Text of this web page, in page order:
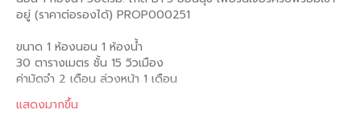
อยู่ (ราคาต่อรองได้) PROP000251
ขนาด 1 ห้องนอน 1 ห้องน้ำ
30 ตารางเมตร ชั้น 15 วิวเมือง
ค่ามัดจำ 2 เดือน ล่วงหน้า 1 เดือน
เฟอร์นิเจอร์ครบพร้อมเข้าอยู่
แสดงมากขึ้น